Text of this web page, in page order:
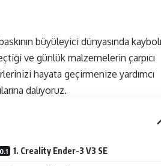
nın büyüleyici dünyasında
ve günlük malzemelerin çarpıcı
hayata geçirmenize yardımcı
dalıyoruz.
1. Creality Ender-3 V3 SE